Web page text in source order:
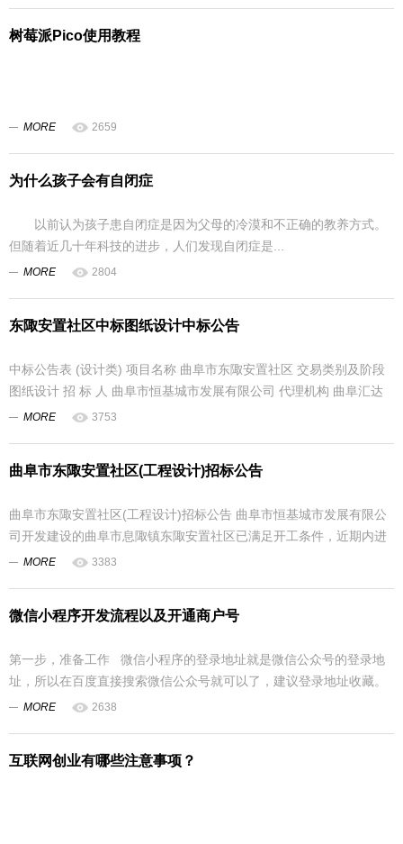
树莓派Pico使用教程
MORE 2659
为什么孩子会有自闭症
以前认为孩子患自闭症是因为父母的冷漠和不正确的教养方式。
但随着近几十年科技的进步，人们发现自闭症是...
MORE 2804
东陬安置社区中标图纸设计中标公告
中标公告表 (设计类) 项目名称 曲阜市东陬安置社区 交易类别及阶段
图纸设计 招 标 人 曲阜市恒基城市发展有限公司 代理机构 曲阜汇达
项目...
MORE 3753
曲阜市东陬安置社区(工程设计)招标公告
曲阜市东陬安置社区(工程设计)招标公告 曲阜市恒基城市发展有限公
司开发建设的曲阜市息陬镇东陬安置社区已满足开工条件，近期内进
入图纸设...
MORE 3383
微信小程序开发流程以及开通商户号
第一步，准备工作 微信小程序的登录地址就是微信公众号的登录地
址，所以在百度直接搜索微信公众号就可以了，建议登录地址收藏。
MORE 2638
互联网创业有哪些注意事项？